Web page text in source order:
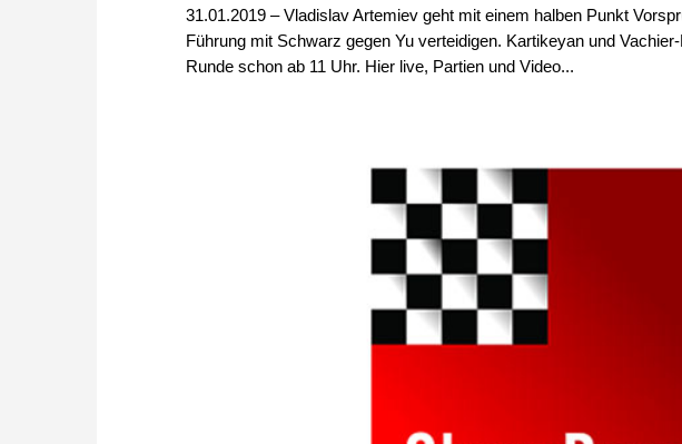
31.01.2019 – Vladislav Artemiev geht mit einem halben Punkt
Führung mit Schwarz gegen Yu verteidigen. Kartikeyan und
Runde schon ab 11 Uhr. Hier live, Partien und Video...